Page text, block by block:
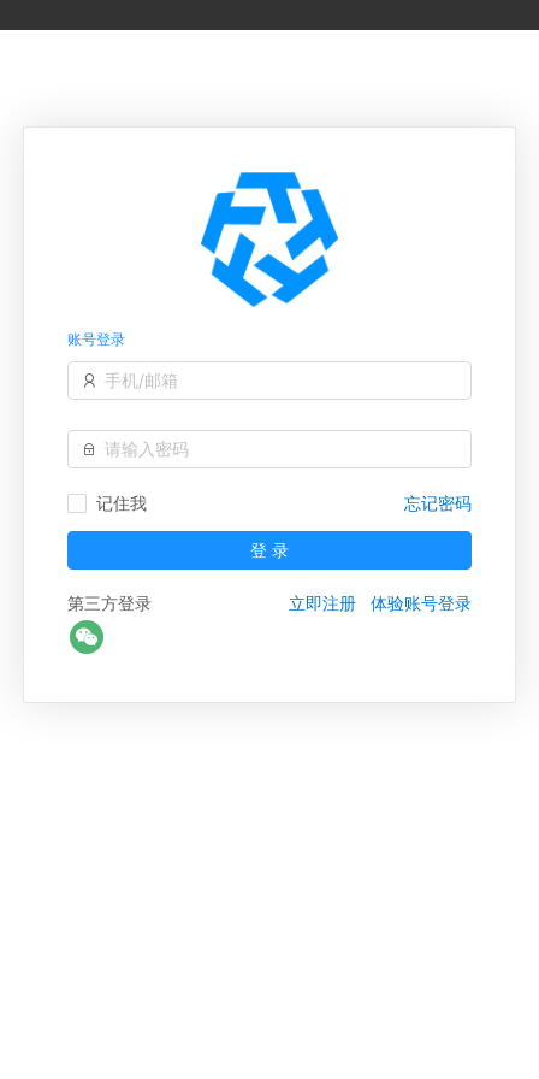
账号登录
记住我 忘记密码
登 录
第三方登录 立即注册 体验账号登录